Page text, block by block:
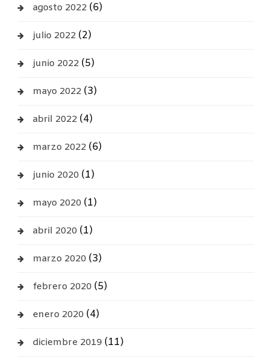
agosto 2022 (6)
julio 2022 (2)
junio 2022 (5)
mayo 2022 (3)
abril 2022 (4)
marzo 2022 (6)
junio 2020 (1)
mayo 2020 (1)
abril 2020 (1)
marzo 2020 (3)
febrero 2020 (5)
enero 2020 (4)
diciembre 2019 (11)